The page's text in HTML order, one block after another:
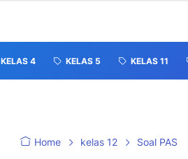
KELAS 4 KELAS 5 KELAS 11
Home kelas 12 Soal PAS